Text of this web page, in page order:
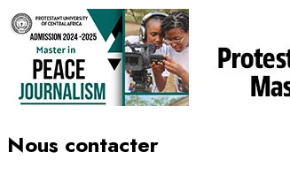
Nous contacter